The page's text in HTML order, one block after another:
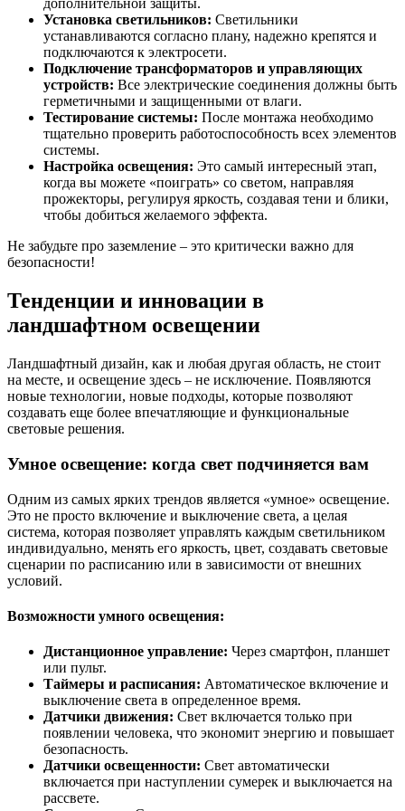
дополнительной защиты.
Установка светильников: Светильники
устанавливаются согласно плану, надежно крепятся и
подключаются к электросети.
Подключение трансформаторов и управляющих
устройств: Все электрические соединения должны быть
герметичными и защищенными от влаги.
Тестирование системы: После монтажа необходимо
тщательно проверить работоспособность всех элементов
системы.
Настройка освещения: Это самый интересный этап,
когда вы можете «поиграть» со светом, направляя
прожекторы, регулируя яркость, создавая тени и блики,
чтобы добиться желаемого эффекта.
Не забудьте про заземление – это критически важно для
безопасности!
Тенденции и инновации в
ландшафтном освещении
Ландшафтный дизайн, как и любая другая область, не стоит
на месте, и освещение здесь – не исключение. Появляются
новые технологии, новые подходы, которые позволяют
создавать еще более впечатляющие и функциональные
световые решения.
Умное освещение: когда свет подчиняется вам
Одним из самых ярких трендов является «умное» освещение.
Это не просто включение и выключение света, а целая
система, которая позволяет управлять каждым светильником
индивидуально, менять его яркость, цвет, создавать световые
сценарии по расписанию или в зависимости от внешних
условий.
Возможности умного освещения:
Дистанционное управление: Через смартфон, планшет
или пульт.
Таймеры и расписания: Автоматическое включение и
выключение света в определенное время.
Датчики движения: Свет включается только при
появлении человека, что экономит энергию и повышает
безопасность.
Датчики освещенности: Свет автоматически
включается при наступлении сумерек и выключается на
рассвете.